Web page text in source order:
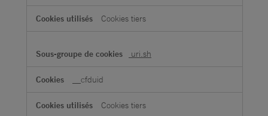
Cookies tiers
uri.sh
__cfduid
Cookies tiers